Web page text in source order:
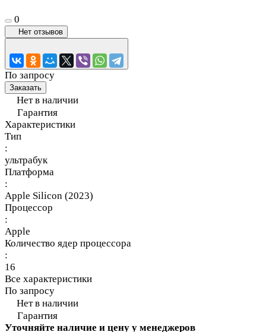
0
Нет отзывов
По запросу
Заказать
Нет в наличии
Гарантия
Характеристики
Тип
:
ультрабук
Платформа
:
Apple Silicon (2023)
Процессор
:
Apple
Количество ядер процессора
:
16
Все характеристики
По запросу
Нет в наличии
Гарантия
Уточняйте наличие и цену у менеджеров